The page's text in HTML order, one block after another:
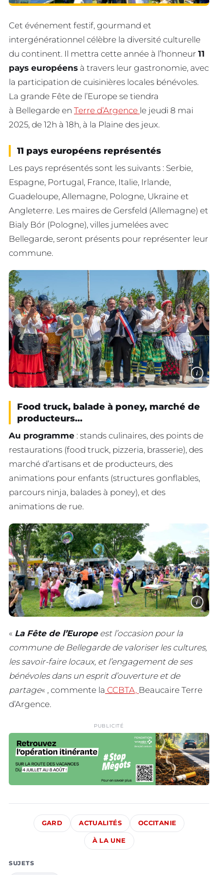
Cet événement festif, gourmand et
intergénérationnel célèbre la diversité culturelle
du continent. Il mettra cette année à l’honneur 11
pays européens à travers leur gastronomie, avec
la participation de cuisinières locales bénévoles.
La grande Fête de l’Europe se tiendra
à Bellegarde en Terre d’Argence le jeudi 8 mai
2025, de 12h à 18h, à la Plaine des jeux.
11 pays européens représentés
Les pays représentés sont les suivants : Serbie,
Espagne, Portugal, France, Italie, Irlande,
Guadeloupe, Allemagne, Pologne, Ukraine et
Angleterre. Les maires de Gersfeld (Allemagne) et
Bialy Bór (Pologne), villes jumelées avec
Bellegarde, seront présents pour représenter leur
commune.
i
Food truck, balade à poney, marché de
producteurs…
Au programme : stands culinaires, des points de
restaurations (food truck, pizzeria, brasserie), des
marché d’artisans et de producteurs, des
animations pour enfants (structures gonflables,
parcours ninja, balades à poney), et des
animations de rue.
i
« La Fête de l’Europeest l’occasion pour la
commune de Bellegarde de valoriser les cultures,
les savoir-faire locaux, et l’engagement de ses
bénévoles dans un esprit d’ouverture et de
partage« , commente la CCBTA, Beaucaire Terre
d’Argence.
PUBLICITÉ
GARD ACTUALITÉS OCCITANIE
À LA UNE
SUJETS